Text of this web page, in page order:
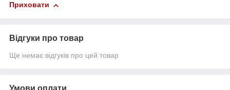
Приховати
Відгуки про товар
Ще немає відгуків про цей товар